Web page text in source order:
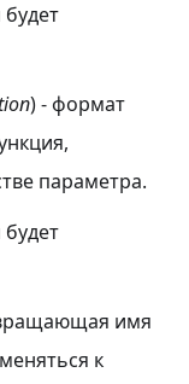
будет
) - формат
параметра.
будет
имя
к